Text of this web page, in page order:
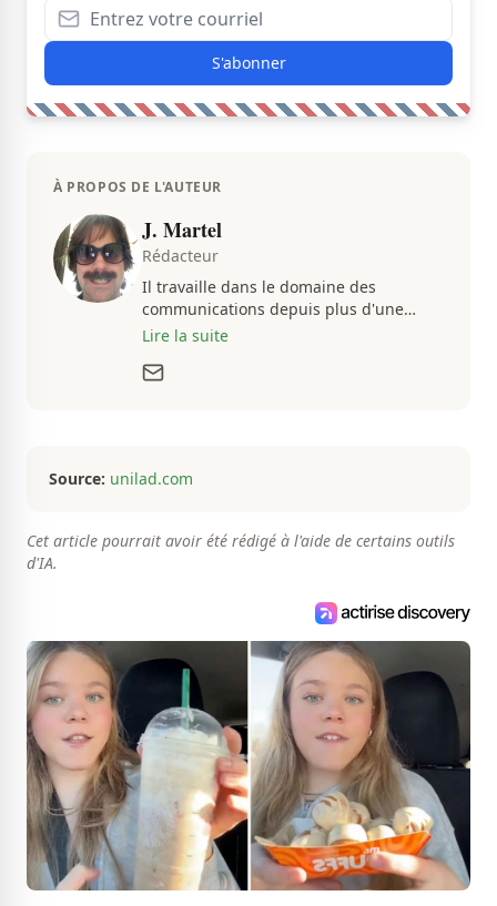
S'abonner
À PROPOS DE L'AUTEUR
J. Martel
Rédacteur
Il travaille dans le domaine des
communications depuis plus d'une
dizaine d'années, en plus d'être
actualités. Autant intéressé par les
Lire la suite
Source: unilad.com
Cet article pourrait avoir été rédigé à l'aide de certains outils
d'IA.